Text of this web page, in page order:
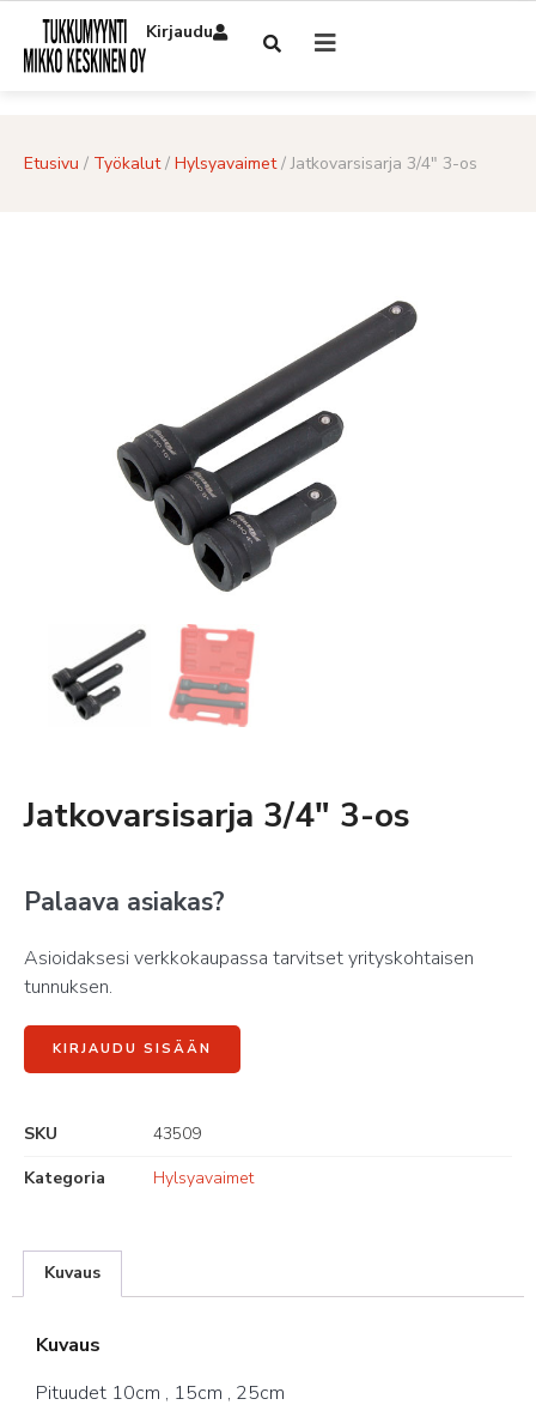
Kirjaudu
Etusivu / Työkalut/ Hylsyavaimet/ Jatkovarsisarja 3/4″ 3-os
Jatkovarsisarja 3/4″ 3-os
Palaava asiakas?
Asioidaksesi verkkokaupassa tarvitset yrityskohtaisen
tunnuksen.
KIRJAUDU SISÄÄN
SKU
43509
Kategoria
Hylsyavaimet
Kuvaus
Kuvaus
Pituudet 10cm , 15cm , 25cm